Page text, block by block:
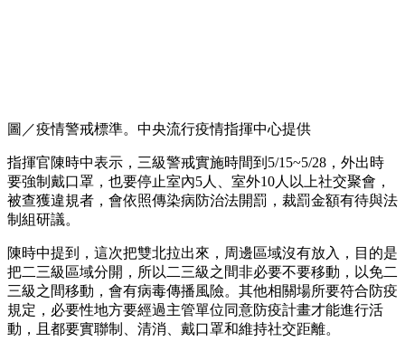
圖／疫情警戒標準。中央流行疫情指揮中心提供
指揮官陳時中表示，三級警戒實施時間到5/15~5/28，外出時
要強制戴口罩，也要停止室內5人、室外10人以上社交聚會，
被查獲違規者，會依照傳染病防治法開罰，裁罰金額有待與法
制組研議。
陳時中提到，這次把雙北拉出來，周邊區域沒有放入，目的是
把二三級區域分開，所以二三級之間非必要不要移動，以免二
三級之間移動，會有病毒傳播風險。其他相關場所要符合防疫
規定，必要性地方要經過主管單位同意防疫計畫才能進行活
動，且都要實聯制、清消、戴口罩和維持社交距離。